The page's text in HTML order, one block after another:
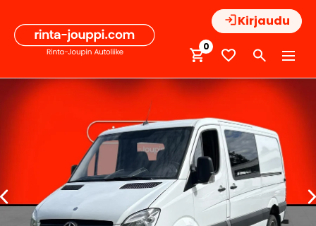
sisältöön
Kirjaudu
0